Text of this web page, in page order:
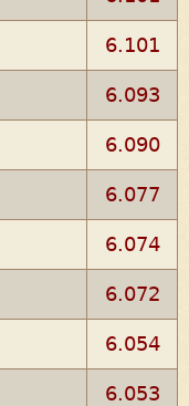
6.101
6.093
6.090
6.077
6.074
6.072
6.054
6.053